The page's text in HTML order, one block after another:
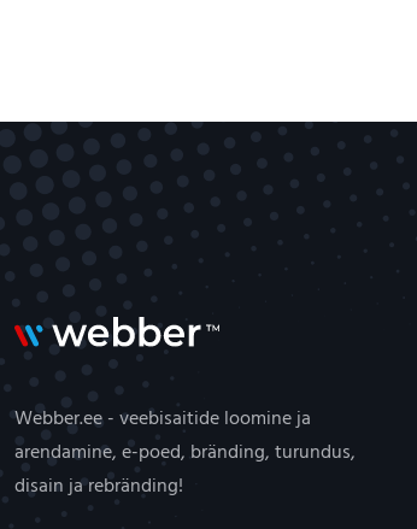
Webber.ee - veebisaitide loomine ja
arendamine, e-poed, bränding, turundus,
disain ja rebränding!